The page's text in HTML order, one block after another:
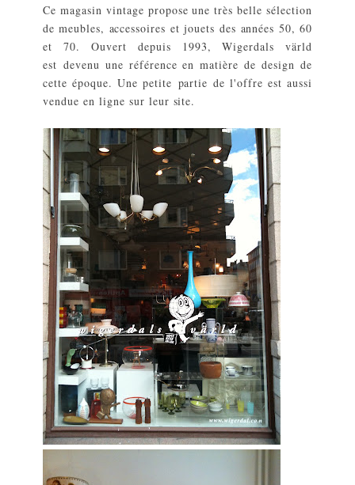
Ce magasin vintage propose une très belle sélection
de meubles, accessoires et jouets des années 50, 60
et 70. Ouvert depuis 1993, Wigerdals värld
est devenu une référence en matière de design de
cette époque. Une petite partie de l'offre est aussi
vendue en ligne sur leur site.